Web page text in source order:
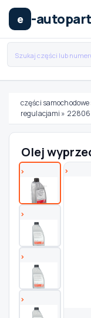
e -
Wybierz
MARKA
MODEL
TYP / SILNIK
Szukaj
części samochodowe
regulacjami » 22806
Olej